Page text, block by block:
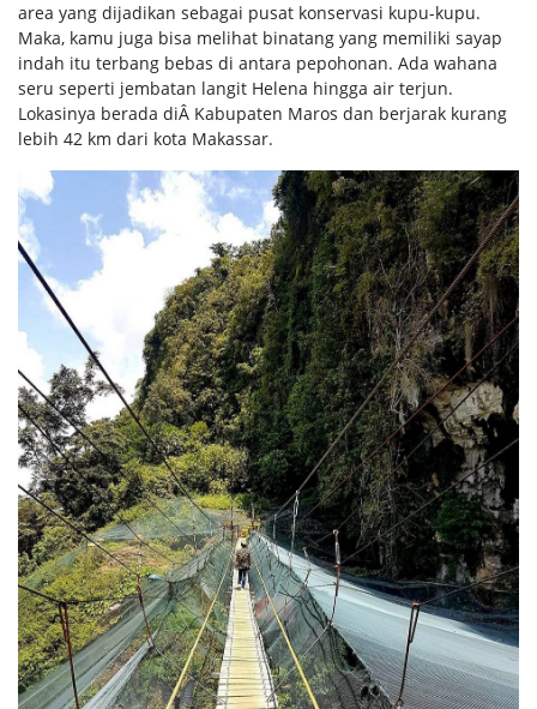
area yang dijadikan sebagai pusat konservasi kupu-kupu.
Maka, kamu juga bisa melihat binatang yang memiliki sayap
indah itu terbang bebas di antara pepohonan. Ada wahana
seru seperti jembatan langit Helena hingga air terjun.
Lokasinya berada diÂ Kabupaten Maros dan berjarak kurang
lebih 42 km dari kota Makassar.